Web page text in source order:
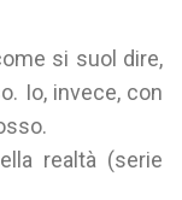
si suol dire,
Io, invece, con
realtà (serie